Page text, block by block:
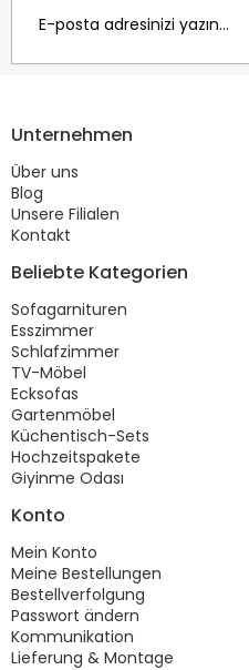
Unternehmen
Über uns
Blog
Unsere Filialen
Kontakt
Beliebte Kategorien
Sofagarnituren
Esszimmer
Schlafzimmer
TV-Möbel
Ecksofas
Gartenmöbel
Küchentisch-Sets
Hochzeitspakete
Giyinme Odası
Konto
Mein Konto
Meine Bestellungen
Bestellverfolgung
Passwort ändern
Kommunikation
Lieferung & Montage